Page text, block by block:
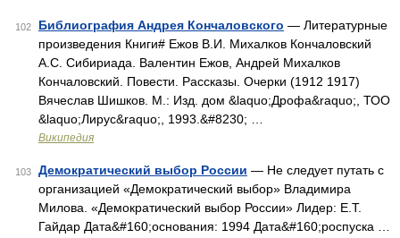
102 Библиография Андрея Кончаловского — Литературные
произведения Книги# Ежов В.И. Михалков Кончаловский
А.С. Сибириада. Валентин Ежов, Андрей Михалков
Кончаловский. Повести. Рассказы. Очерки (1912 1917)
Вячеслав Шишков. М.: Изд. дом &laquo;Дрофа&raquo;, ТОО
&laquo;Лирус&raquo;, 1993.&#8230; …
Википедия
103 Демократический выбор России — Не следует путать с
организацией «Демократический выбор» Владимира
Милова. «Демократический выбор России» Лидер: Е.Т.
Гайдар Дата&#160;основания: 1994 Дата&#160;роспуска …